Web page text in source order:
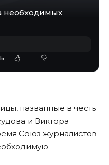
необходимых
названные в честь
и Виктора
Союз журналистов